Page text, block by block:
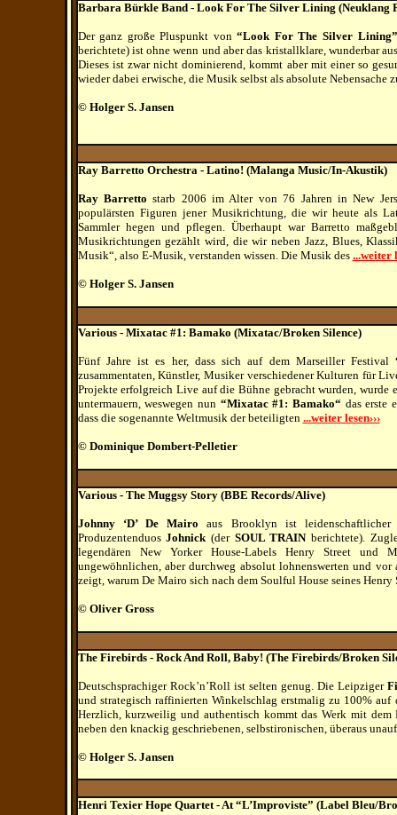
Barbara Bürkle Band - Look For The Silver Lining (Neuklang
Der ganz große Pluspunkt von“Look For The Silver Lining”
berichtete) ist ohne wenn und aber das kristallklare, wunderbar
Dieses ist zwar nicht dominierend, kommt aber mit einer so
wieder dabei erwische, die Musik selbst als absolute Nebensache
© Holger S. Jansen
Ray Barretto Orchestra - Latino! (Malanga Music/In-Akustik)
Ray Barretto starb 2006 im Alter von 76 Jahren in New
populärsten Figuren jener Musikrichtung, die wir heute als
Sammler hegen und pflegen. Überhaupt war Barretto
Musikrichtungen gezählt wird, die wir neben Jazz, Blues,
Musik“, also E-Musik, verstanden wissen. Die Musik des ...weiter
© Holger S. Jansen
Various - Mixatac #1: Bamako (Mixatac/Broken Silence)
Fünf Jahre ist es her, dass sich auf dem Marseiller Festival
zusammentaten, Künstler, Musiker verschiedener Kulturen für
Projekte erfolgreich Live auf die Bühne gebracht wurden, wurde
untermauern, weswegen nun “Mixatac #1: Bamako“ das erste
dass die sogenannte Weltmusik der beteiligten ...weiter lesen›››
© Dominique Dombert-Pelletier
Various - The Muggsy Story (BBE Records/Alive)
Johnny ‘D’ De Mairo aus Brooklyn ist
ProduzentenduosJohnick(der SOUL TRAINberichtete).
legendären New Yorker House-Labels Henry Street und
ungewöhnlichen, aber durchweg absolut lohnenswerten und
zeigt, warum De Mairo sich nach dem Soulful House seines Henry
© Oliver Gross
The Firebirds - Rock And Roll, Baby! (The Firebirds/Broken
Deutschsprachiger Rock’n’Roll ist selten genug. Die Leipziger
und strategisch raffinierten Winkelschlag erstmalig zu 100%
Herzlich, kurzweilig und authentisch kommt das Werk mit dem
neben den knackig geschriebenen, selbstironischen, überaus
© Holger S. Jansen
Henri Texier Hope Quartet - At “L’Improviste” (Label Bleu/